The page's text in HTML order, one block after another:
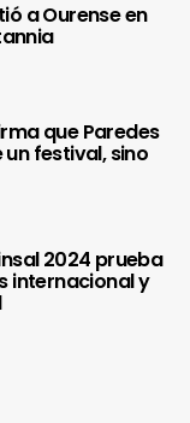
a Ourense en
que Paredes
festival, sino
2024 prueba
internacional y